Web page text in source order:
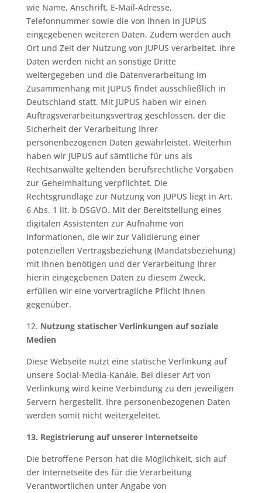
wie Name, Anschrift, E-Mail-Adresse,
Telefonnummer sowie die von Ihnen in JUPUS
eingegebenen weiteren Daten. Zudem werden auch
Ort und Zeit der Nutzung von JUPUS verarbeitet. Ihre
Daten werden nicht an sonstige Dritte
weitergegeben und die Datenverarbeitung im
Zusammenhang mit JUPUS findet ausschließlich in
Deutschland statt. Mit JUPUS haben wir einen
Auftragsverarbeitungsvertrag geschlossen, der die
Sicherheit der Verarbeitung Ihrer
personenbezogenen Daten gewährleistet. Weiterhin
haben wir JUPUS auf sämtliche für uns als
Rechtsanwälte geltenden berufsrechtliche Vorgaben
zur Geheimhaltung verpflichtet. Die
Rechtsgrundlage zur Nutzung von JUPUS liegt in Art.
6 Abs. 1 lit. b DSGVO. Mit der Bereitstellung eines
digitalen Assistenten zur Aufnahme von
Informationen, die wir zur Validierung einer
potenziellen Vertragsbeziehung (Mandatsbeziehung)
mit Ihnen benötigen und der Verarbeitung Ihrer
hierin eingegebenen Daten zu diesem Zweck,
erfüllen wir eine vorvertragliche Pflicht Ihnen
gegenüber.
12. Nutzung statischer Verlinkungen auf soziale
Medien
Diese Webseite nutzt eine statische Verlinkung auf
unsere Social-Media-Kanäle. Bei dieser Art von
Verlinkung wird keine Verbindung zu den jeweiligen
Servern hergestellt. Ihre personenbezogenen Daten
werden somit nicht weitergeleitet.
13. Registrierung auf unserer Internetseite
Die betroffene Person hat die Möglichkeit, sich auf
der Internetseite des für die Verarbeitung
Verantwortlichen unter Angabe von